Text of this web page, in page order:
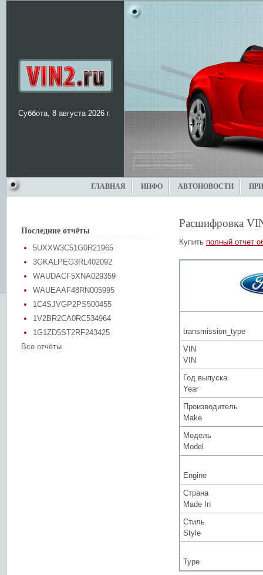
Суббота, 8 августа 2026 г.
ГЛАВНАЯ ИНФО АВТОНОВОСТИ
Последние отчёты
5UXXW3C51G0R21965
3GKALPEG3RL402092
WAUDACF5XNA029359
WAUEAAF48RN005995
1C4SJVGP2PS500455
1V2BR2CA0RC534964
1G1ZD5ST2RF243425
Все отчёты
Расшифровка
Купить полный отчет
transmission_type
VIN
VIN
Год выпуска
Year
Производитель
Make
Модель
Model
Engine
Страна
Made In
Стиль
Style
Type